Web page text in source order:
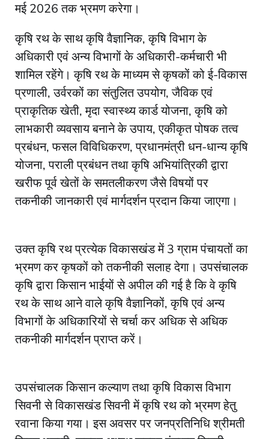
मई 2026 तक भ्रमण करेगा।
कृषि रथ के साथ कृषि वैज्ञानिक, कृषि विभाग के
अधिकारी एवं अन्य विभागों के अधिकारी-कर्मचारी भी
शामिल रहेंगे। कृषि रथ के माध्यम से कृषकों को ई-विकास
प्रणाली, उर्वरकों का संतुलित उपयोग, जैविक एवं
प्राकृतिक खेती, मृदा स्वास्थ्य कार्ड योजना, कृषि को
लाभकारी व्यवसाय बनाने के उपाय, एकीकृत पोषक तत्व
प्रबंधन, फसल विविधिकरण, प्रधानमंत्री धन-धान्य कृषि
योजना, पराली प्रबंधन तथा कृषि अभियांत्रिकी द्वारा
खरीफ पूर्व खेतों के समतलीकरण जैसे विषयों पर
तकनीकी जानकारी एवं मार्गदर्शन प्रदान किया जाएगा।
उक्त कृषि रथ प्रत्येक विकासखंड में 3 ग्राम पंचायतों का
भ्रमण कर कृषकों को तकनीकी सलाह देगा। उपसंचालक
कृषि द्वारा किसान भाईयों से अपील की गई है कि वे कृषि
रथ के साथ आने वाले कृषि वैज्ञानिकों, कृषि एवं अन्य
विभागों के अधिकारियों से चर्चा कर अधिक से अधिक
तकनीकी मार्गदर्शन प्राप्त करें।
उपसंचालक किसान कल्याण तथा कृषि विकास विभाग
सिवनी से विकासखंड सिवनी में कृषि रथ को भ्रमण हेतु
रवाना किया गया। इस अवसर पर जनप्रतिनिधि श्रीमती